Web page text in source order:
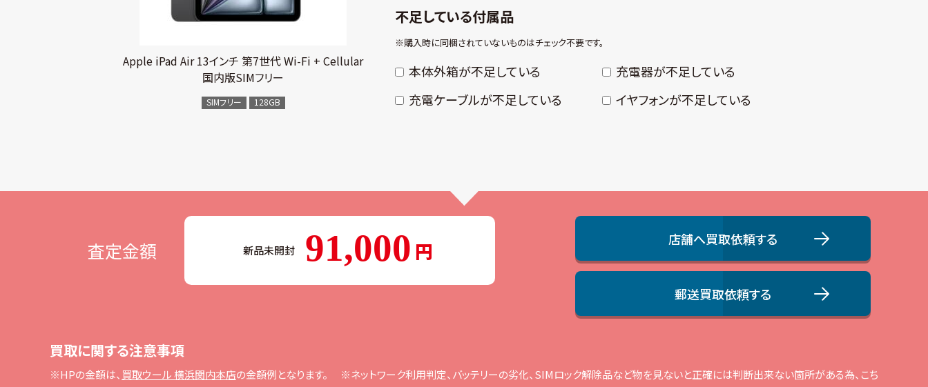
Apple iPad Air 13インチ 第7世代 Wi-Fi + Cellular
国内版SIMフリー
SIMフリー 128GB
不足している付属品
※購⼊時に同梱されていないものはチェック不要です。
本体外箱が不⾜している
充電器が不⾜している
充電ケーブルが不⾜している
イヤフォンが不⾜している
査定金額 新品未開封 91,000 店舗へ買取依頼する
郵送買取依頼する
買取に関する注意事項
※HPの⾦額は、 買取ウール 横浜関内本店の⾦額例となります。
※ネットワーク利⽤判定、バッテリーの劣化、SIMロック解除品など物を⾒ないと正確には判断出来ない箇所がある為、こち